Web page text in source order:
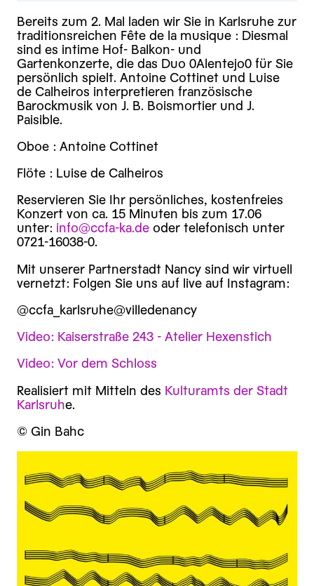
Bereits zum 2. Mal laden wir Sie in Karlsruhe zur
traditionsreichen Fête de la musique : Diesmal
sind es intime Hof- Balkon- und
Gartenkonzerte, die das Duo 0Alentejo0 für Sie
persönlich spielt. Antoine Cottinet und Luise
de Calheiros interpretieren französische
Barockmusik von J. B. Boismortier und J.
Paisible.
Oboe : Antoine Cottinet
Flöte : Luise de Calheiros
Reservieren Sie Ihr persönliches, kostenfreies
Konzert von ca. 15 Minuten bis zum 17.06
unter: info@ccfa-ka.de oder telefonisch unter
0721-16038-0.
Mit unserer Partnerstadt Nancy sind wir virtuell
vernetzt: Folgen Sie uns auf live auf Instagram:
@ccfa_karlsruhe@villedenancy
Video: Kaiserstraße 243 - Atelier Hexenstich
Video: Vor dem Schloss
Realisiert mit Mitteln des Kulturamts der Stadt
Karlsruhe.
© Gin Bahc